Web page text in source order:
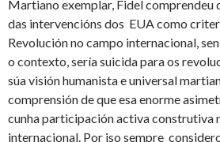
Martiano exemplar, Fidel comprendeu
das intervencións dos EUA como
Revolución no campo internacional,
o contexto, sería suicida para os
súa visión humanista e universal
comprensión de que esa enorme
cunha participación activa construtiva
internacional. Por iso sempre